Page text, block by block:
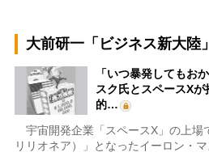
大前研一「ビジネス新大陸
「いつ暴発してもお
スク氏とスペースX
的…
宇宙開発企業「スペースX」の上場
リリオネア）」となったイーロン・